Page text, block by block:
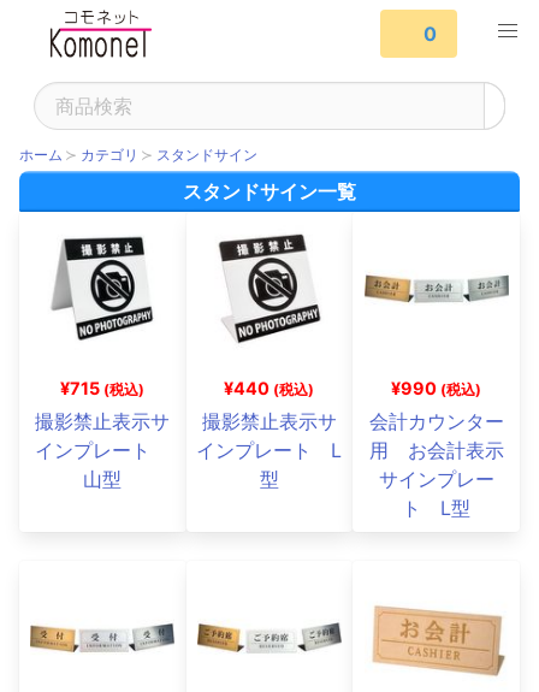
0
ホーム カテゴリ スタンドサイン
スタンドサイン一覧
¥715 (税込)
撮影禁止表示サ
インプレート
山型
¥440 (税込)
撮影禁止表示サ
インプレート L
型
¥990 (税込)
会計カウンター
用 お会計表示
サインプレー
ト L型